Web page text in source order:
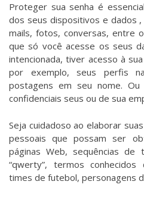
Proteger sua senha é
dos seus dispositivos e dados
mails, fotos, conversas, entre
que só você acesse os seus
intencionada, tiver acesso à
por exemplo, seus perfis
postagens em seu nome.
confidenciais seus ou de sua
Seja cuidadoso ao elaborar
pessoais que possam ser
páginas Web, sequências de
“qwerty”, termos
times de futebol, personagens